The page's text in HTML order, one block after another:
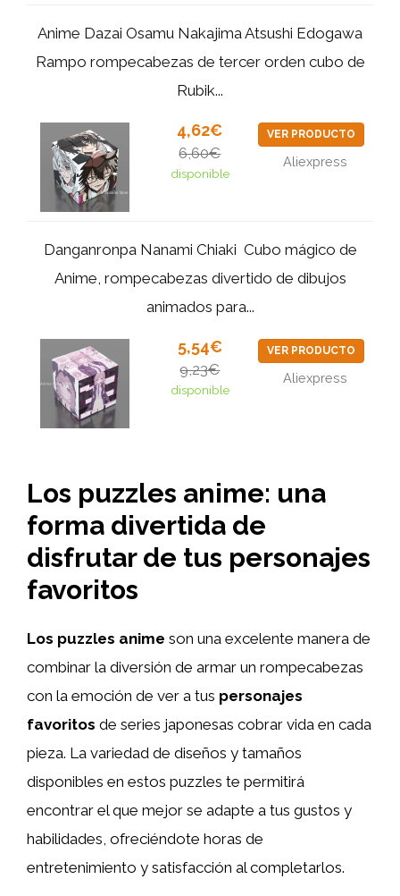
Anime Dazai Osamu Nakajima Atsushi Edogawa
Rampo rompecabezas de tercer orden cubo de
Rubik...
4,62€
6,60€
disponible
VER PRODUCTO
Aliexpress
Danganronpa Nanami Chiaki ‌ Cubo mágico de
Anime, rompecabezas divertido de dibujos
animados para...
5,54€
9,23€
disponible
VER PRODUCTO
Aliexpress
Los puzzles anime: una
forma divertida de
disfrutar de tus personajes
favoritos
Los puzzles anime son una excelente manera de
combinar la diversión de armar un rompecabezas
con la emoción de ver a tus personajes
favoritos de series japonesas cobrar vida en cada
pieza. La variedad de diseños y tamaños
disponibles en estos puzzles te permitirá
encontrar el que mejor se adapte a tus gustos y
habilidades, ofreciéndote horas de
entretenimiento y satisfacción al completarlos.